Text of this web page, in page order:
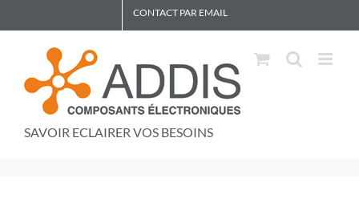
CONTACT PAR EMAIL
SAVOIR ECLAIRER VOS BESOINS